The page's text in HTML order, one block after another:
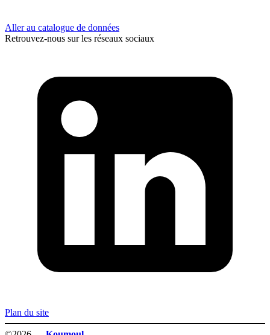
Aller au catalogue de données
Retrouvez-nous sur les réseaux sociaux
Plan du site